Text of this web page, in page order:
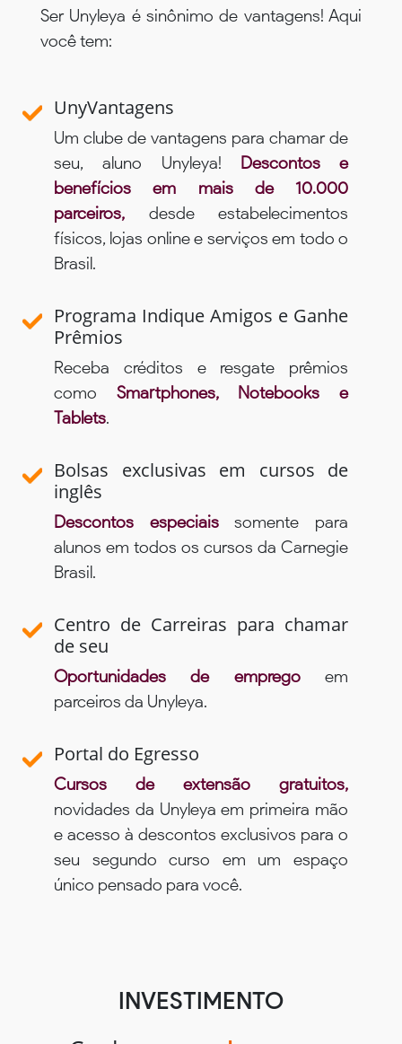
Ser Unyleya é sinônimo de vantagens! Aqui
você tem:
UnyVantagens
Um clube de vantagens para chamar de
seu, aluno Unyleya! Descontos e
benefícios em mais de 10.000
parceiros, desde estabelecimentos
físicos, lojas online e serviços em todo o
Brasil.
Programa Indique Amigos e Ganhe
Prêmios
Receba créditos e resgate prêmios
como Smartphones, Notebooks e
Tablets.
Bolsas exclusivas em cursos de
inglês
Descontos especiaissomente para
alunos em todos os cursos da Carnegie
Brasil.
Centro de Carreiras para chamar
de seu
Oportunidades de empregoem
parceiros da Unyleya.
Portal do Egresso
Cursos de extensão gratuitos,
novidades da Unyleya em primeira mão
e acesso à descontos exclusivos para o
seu segundo curso em um espaço
único pensado para você.
INVESTIMENTO